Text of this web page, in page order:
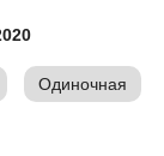
Одиночная